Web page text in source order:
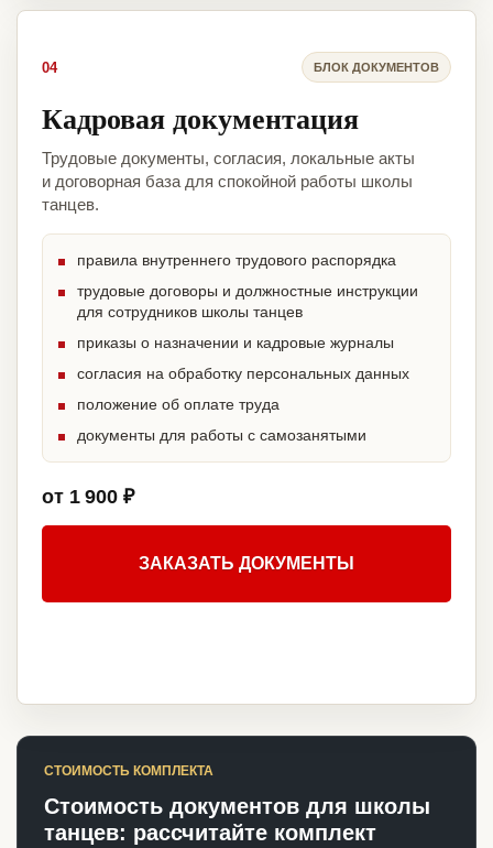
04 БЛОК ДОКУМЕНТОВ
Кадровая документация
Трудовые документы, согласия, локальные акты
и договорная база для спокойной работы школы
танцев.
правила внутреннего трудового распорядка
трудовые договоры и должностные инструкции
для сотрудников школы танцев
приказы о назначении и кадровые журналы
согласия на обработку персональных данных
положение об оплате труда
документы для работы с самозанятыми
от 1 900 ₽
ЗАКАЗАТЬ ДОКУМЕНТЫ
СТОИМОСТЬ КОМПЛЕКТА
Стоимость документов для школы
танцев: рассчитайте комплект